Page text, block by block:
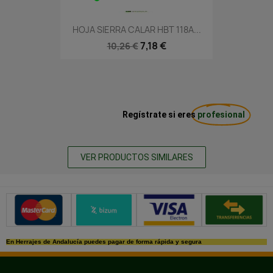
HOJA SIERRA CALAR HBT 118A...
10,26 €7,18 €
Regístrate si eres profesional
VER PRODUCTOS SIMILARES
Métodos de pago seguros
En Herrajes de Andalucía puedes pagar de forma rápida y segura